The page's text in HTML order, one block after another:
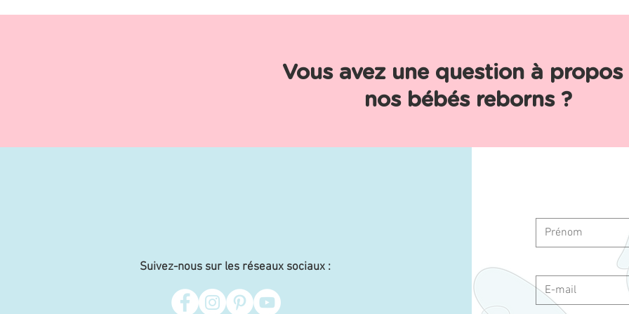
Vous avez une question à propos
nos bébés reborns ?
Suivez-nous sur les réseaux sociaux :